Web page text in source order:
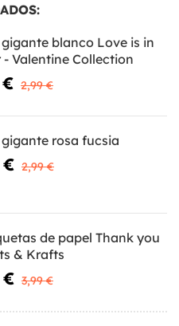
blanco Love is in
- Valentine Collection
2,99 €
rosa fucsia
€ 2,99 €
de papel Thank you
& Krafts
€ 3,99 €